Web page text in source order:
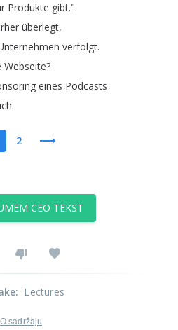
Produkte gibt.".
überlegt,
verfolgt.
Webseite?
eines Podcasts
.
2
CEO TEKST
: Lectures
O sadržaju